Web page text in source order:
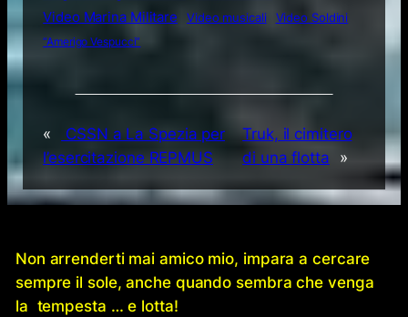
Video Marina Militare Video musicali
Video Soldini
“Amerigo Vespucci”
«
CSSN a La Spezia per
l’esercitazione REPMUS
Truk, il cimitero
di una flotta
»
Non arrenderti mai amico mio, impara a cercare
sempre il sole, anche quando sembra che venga
la tempesta … e lotta!